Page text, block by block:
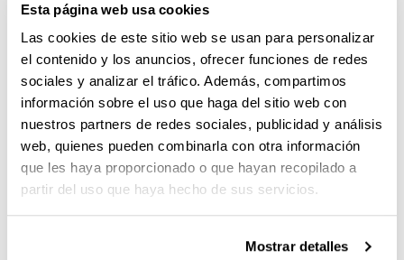
Esta página web usa cookies
Las cookies de este sitio web se usan para personalizar
el contenido y los anuncios, ofrecer funciones de redes
sociales y analizar el tráfico. Además, compartimos
información sobre el uso que haga del sitio web con
nuestros partners de redes sociales, publicidad y análisis
web, quienes pueden combinarla con otra información
que les haya proporcionado o que hayan recopilado a
partir del uso que haya hecho de sus servicios.
Mostrar detalles
lo declarado, y los diez
menos desarrollados,
un 1,35 % menos de lo declarado”, indica la autora.
Además, “los diez países más desarrollados tendrían
que gastar incluso un 0,86 % más para alcanzar la
soberanía eléctrica, mientras que para los diez
menos desarrollados la producción dirigida
únicamente a su autoabastecimiento supondría un
ahorro del 1,04 %”.
Transición energética justa
Según María San Salvador del Valle, “estos dos